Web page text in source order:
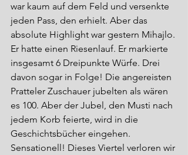
war kaum auf dem Feld und versenkte
jeden Pass, den erhielt. Aber das
absolute Highlight war gestern Mihajlo.
Er hatte einen Riesenlauf. Er markierte
insgesamt 6 Dreipunkte Würfe. Drei
davon sogar in Folge! Die angereisten
Pratteler Zuschauer jubelten als wären
es 100. Aber der Jubel, den Musti nach
jedem Korb feierte, wird in die
Geschichtsbücher eingehen.
Sensationell! Dieses Viertel verloren wir